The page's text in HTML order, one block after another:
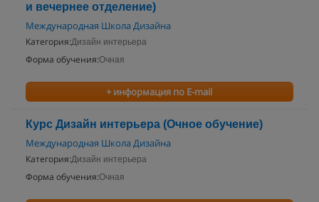
и вечернее отделение)
Международная Школа Дизайна
Категория:Дизайн интерьера
Форма обучения:Очная
+ информация по E-mail
Курс Дизайн интерьера (Очное обучение)
Международная Школа Дизайна
Категория:Дизайн интерьера
Форма обучения:Очная